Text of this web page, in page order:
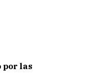
por las